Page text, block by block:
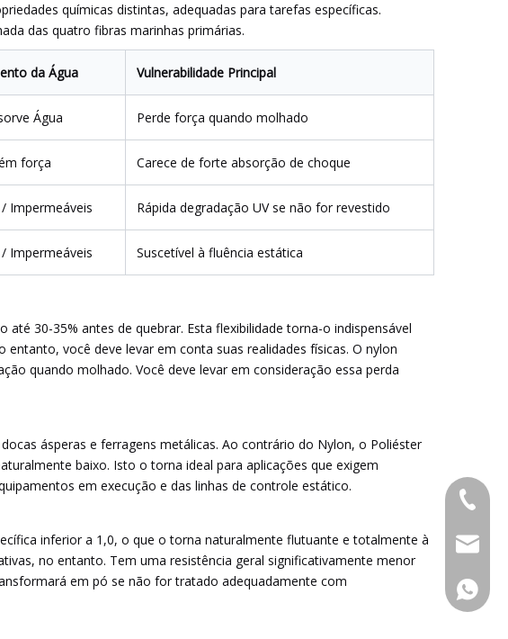
químicas distintas, adequadas para tarefas específicas.
das quatro fibras marinhas primárias.
da Água Vulnerabilidade Principal
Água Perde força quando molhado
força Carece de forte absorção de choque
Impermeáveis Rápida degradação UV se não for revestido
Impermeáveis Suscetível à fluência estática
30-35% antes de quebrar. Esta flexibilidade torna-o indispensável
você deve levar em conta suas realidades físicas. O nylon
quando molhado. Você deve levar em consideração essa perda
ásperas e ferragens metálicas. Ao contrário do Nylon, o Poliéster
baixo. Isto o torna ideal para aplicações que exigem
em execução e das linhas de controle estático.
inferior a 1,0, o que o torna naturalmente flutuante e totalmente à
no entanto. Tem uma resistência geral significativamente menor
em pó se não for tratado adequadamente com
+86-
+86-